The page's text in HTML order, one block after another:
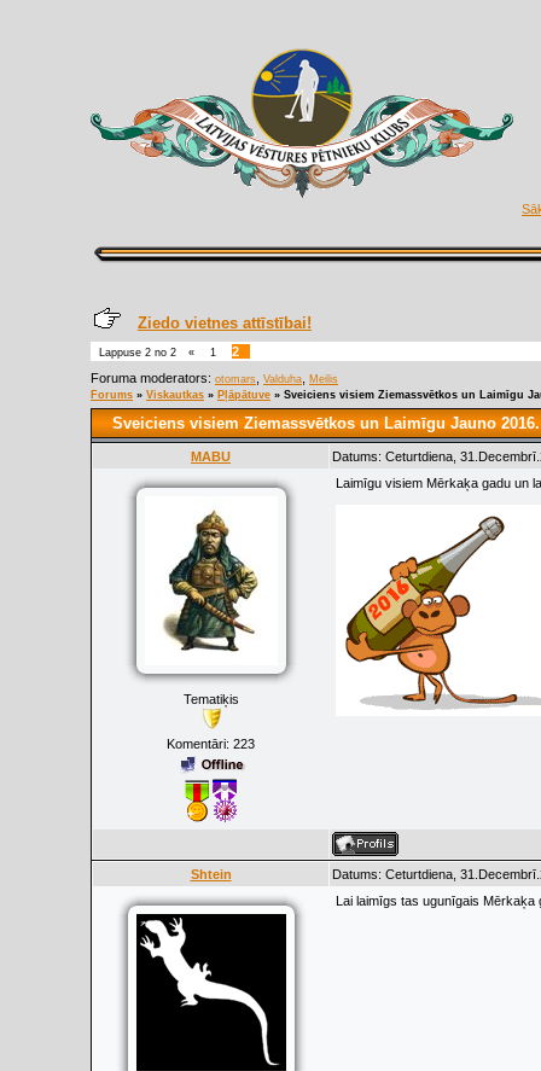
Ziedo vietnes attīstībai!
Lappuse 2 no 2 « 1
2
Foruma moderators: otomars Valduha
Meilis
Forums » Viskautkas » Pļāpātuve » Sveiciens visiem Ziemassvētkos un Laimīgu
Sveiciens visiem Ziemassvētkos un Laimīgu Jauno
MABU Datums: Ceturtdiena,
Tematiķis
Komentāri: 223
Laimīgu visiem Mērkaķa gadu un
Shtein Datums: Ceturtdiena,
Lai laimīgs tas ugunīgais Mērkaķa